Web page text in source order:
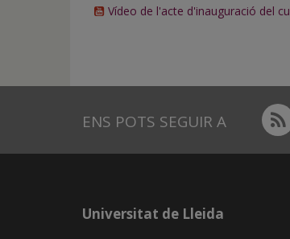
Vídeo de l'acte d'inauguració del
ENS POTS SEGUIR A
Universitat de Lleida